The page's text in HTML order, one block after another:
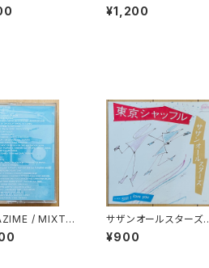
¥1,200
/ MIXTA
サザンオールスターズ /
東京シャッフル
¥900